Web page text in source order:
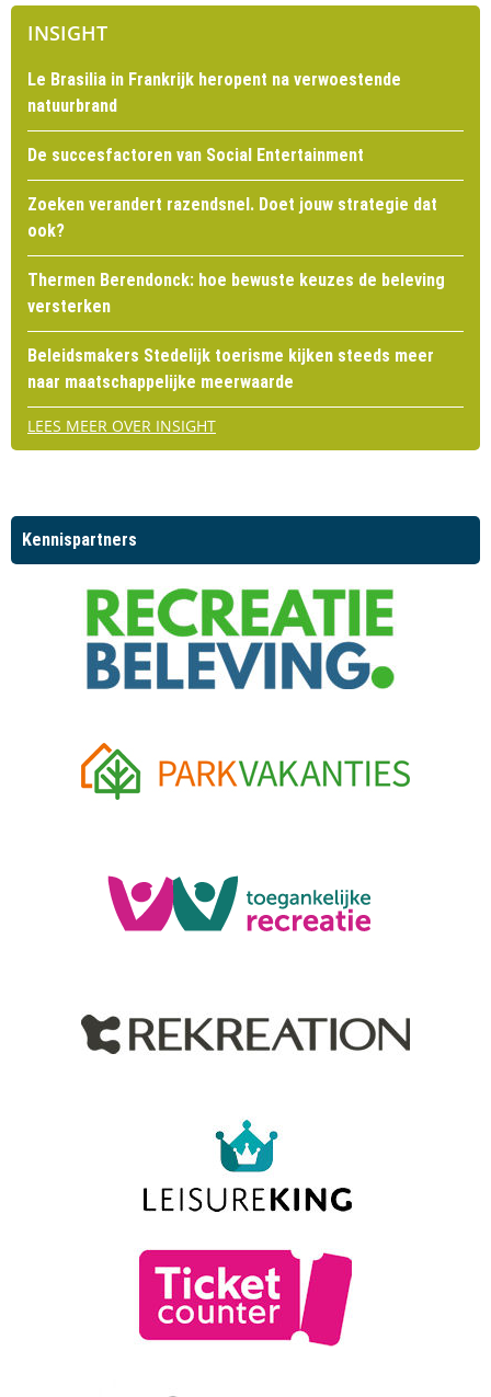
INSIGHT
Le Brasilia in Frankrijk heropent na verwoestende
natuurbrand
De succesfactoren van Social Entertainment
Zoeken verandert razendsnel. Doet jouw strategie dat
ook?
Thermen Berendonck: hoe bewuste keuzes de beleving
versterken
Beleidsmakers Stedelijk toerisme kijken steeds meer
naar maatschappelijke meerwaarde
LEES MEER OVER INSIGHT
Kennispartners